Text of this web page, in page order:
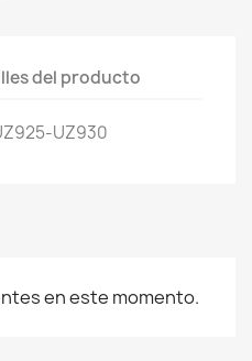
del producto
UZ930
en este momento.